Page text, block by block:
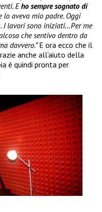
Eho sempre sognato di
lo aveva mio padre. Oggi
I lavori sono iniziati…Per me
che sentivo dentro da
davvero.”E ora ecco che il
anche all’aiuto della
è quindi pronta per